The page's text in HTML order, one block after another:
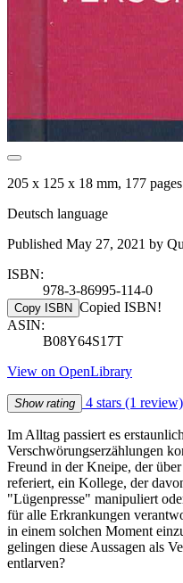
205 x 125 x 18 mm, 177 pages
Deutsch language
Published May 27, 2021 by
ISBN:
978-3-86995-114-0
Copy ISBN Copied ISBN!
ASIN:
B08Y64S17T
View on OpenLibrary
Show rating 4 stars (1 review)
Im Alltag passiert es
Verschwörungserzählungen
Freund in der Kneipe, der
referiert, ein Kollege, der
"Lügenpresse" manipuliert
für alle Erkrankungen
in einem solchen Moment
gelingen diese Aussagen als
entlarven?